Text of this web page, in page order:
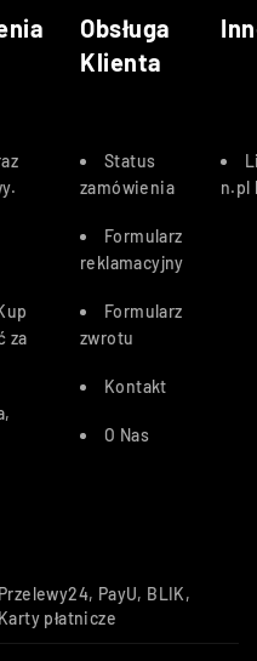
Obsługa
Klienta
.
za
Status
zamówienia
Formularz
reklamacyjny
Formularz
zwrotu
Kontakt
O Nas
n.pl
Przelewy24, PayU, BLIK,
Karty płatnicze